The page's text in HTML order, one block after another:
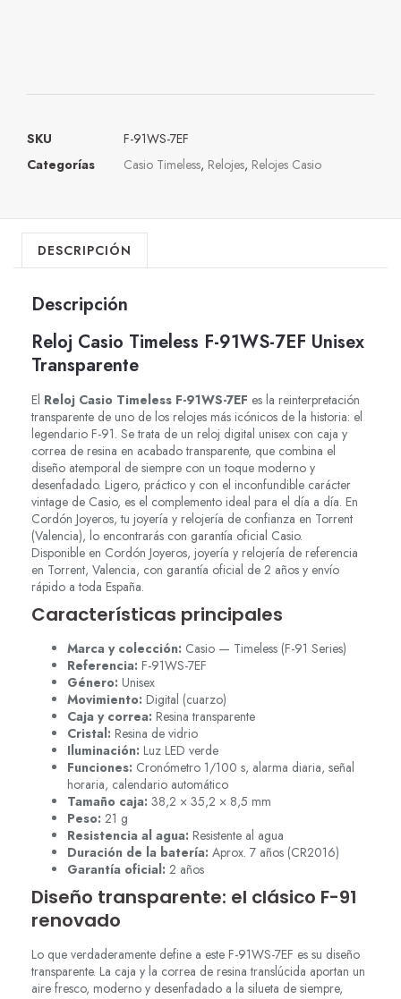
SKU
F-91WS-7EF
Categorías
Casio Timeless, Relojes, Relojes Casio
DESCRIPCIÓN
Descripción
Reloj Casio Timeless F-91WS-7EF Unisex
Transparente
El Reloj Casio Timeless F-91WS-7EF es la reinterpretación
transparente de uno de los relojes más icónicos de la historia: el
legendario F-91. Se trata de un reloj digital unisex con caja y
correa de resina en acabado transparente, que combina el
diseño atemporal de siempre con un toque moderno y
desenfadado. Ligero, práctico y con el inconfundible carácter
vintage de Casio, es el complemento ideal para el día a día. En
Cordón Joyeros, tu joyería y relojería de confianza en Torrent
(Valencia), lo encontrarás con garantía oficial Casio.
Disponible en Cordón Joyeros, joyería y relojería de referencia
en Torrent, Valencia, con garantía oficial de 2 años y envío
rápido a toda España.
Características principales
Marca y colección: Casio — Timeless (F-91 Series)
Referencia: F-91WS-7EF
Género: Unisex
Movimiento: Digital (cuarzo)
Caja y correa: Resina transparente
Cristal: Resina de vidrio
Iluminación: Luz LED verde
Funciones: Cronómetro 1/100 s, alarma diaria, señal
horaria, calendario automático
Tamaño caja: 38,2 × 35,2 × 8,5 mm
Peso: 21 g
Resistencia al agua: Resistente al agua
Duración de la batería: Aprox. 7 años (CR2016)
Garantía oficial: 2 años
Diseño transparente: el clásico F-91
renovado
Lo que verdaderamente define a este F-91WS-7EF es su diseño
transparente. La caja y la correa de resina translúcida aportan un
aire fresco, moderno y desenfadado a la silueta de siempre,